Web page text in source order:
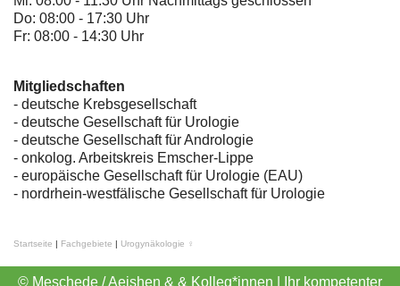
Do: 08:00 - 17:30 Uhr
Fr: 08:00 - 14:30 Uhr
Mitgliedschaften
- deutsche Krebsgesellschaft
- deutsche Gesellschaft für Urologie
- deutsche Gesellschaft für Andrologie
- onkolog. Arbeitskreis Emscher-Lippe
- europäische Gesellschaft für Urologie (EAU)
- nordrhein-westfälische Gesellschaft für Urologie
Startseite | Fachgebiete | Urogynäkologie ♀
© Meschede / Aeishen & & Kolleg*innen | Ihr kompetenter